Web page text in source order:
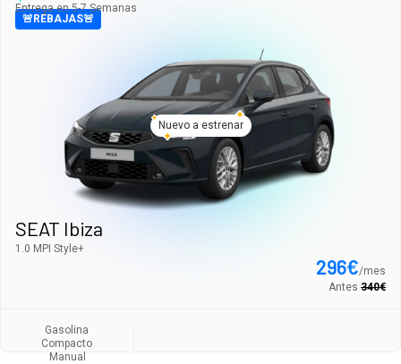
Entrega en 5-7 Semanas
🚨REBAJAS🚨
Nuevo a estrenar
SEAT Ibiza
1.0 MPI Style+
296€/mes
Antes 340€
Gasolina
Compacto
Manual